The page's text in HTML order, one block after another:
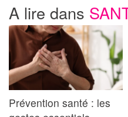
A lire dans
Prévention santé : les